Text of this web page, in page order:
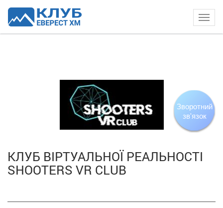
Зворотний
зв'язок
КЛУБ ВІРТУАЛЬНОЇ РЕАЛЬНОСТІ
SHOOTERS VR CLUB